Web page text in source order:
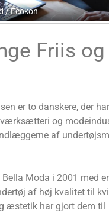
Advokatfirmaet
Friis
er to danskere, der
og
af
Moda i 2001 med
af høj kvalitet til
æstetik har gjort dem til